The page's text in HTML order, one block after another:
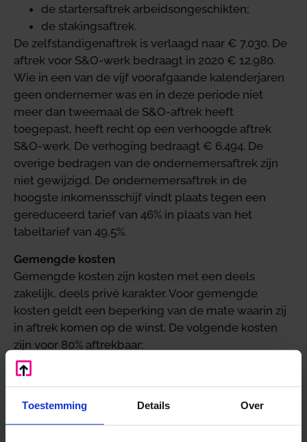
Toestemming Details Over
de startersaftrek arbeidsongeschikten;
de stakingsaftrek.
De zelfstandigenaftrek is verlaagd naar € 7.030. De
aftrek voor S&O-werk bedraagt in 2020 € 12.980.
Wie in een van de vijf voorafgaande kalenderjaren
geen ondernemer was en in deze periode niet
meer dan tweemaal de S&O-aftrek heeft
toegepast, heeft recht op een verhoogde aftrek
S&O-werk. De verhoging bedraagt € 6.494. De
overige bedragen van de ondernemersaftrek zijn
niet gewijzigd. De ondernemersaftrek in de
hoogste inkomensschijf vindt plaats tegen een
gereduceerd tarief van 46% in plaats van het
tabeltarief van 49,5%.
Gemengde kosten
Gemengde kosten zijn kosten met een deels
zakelijk, deels privé karakter. Voor gemengde
kosten geldt een beperking van de mate waarin zij
in aftrek komen op de winst. De volgende kosten
zijn voor 80% aftrekbaar:
kosten van representatie, inclusief recepties,
feestelijke bijeenkomsten en vermaak;
kosten van congressen, seminars, symposia,